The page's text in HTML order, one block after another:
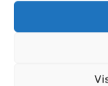
Ogni marchio
scalda acqua,